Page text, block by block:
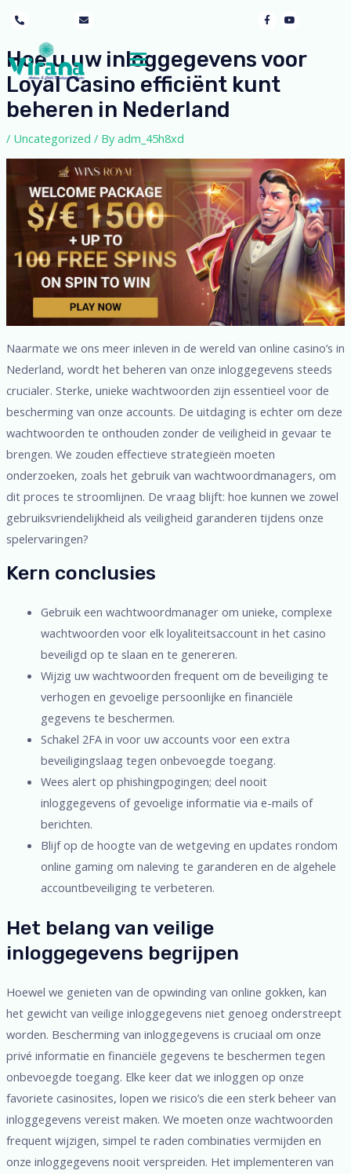
Hoe u uw inloggegevens voor
Loyal Casino efficiënt kunt
beheren in Nederland
/ Uncategorized / Byadm_45h8xd
Naarmate we ons meer inleven in de wereld van online casino’s in
Nederland, wordt het beheren van onze inloggegevens steeds
crucialer. Sterke, unieke wachtwoorden zijn essentieel voor de
bescherming van onze accounts. De uitdaging is echter om deze
wachtwoorden te onthouden zonder de veiligheid in gevaar te
brengen. We zouden effectieve strategieën moeten
onderzoeken, zoals het gebruik van wachtwoordmanagers, om
dit proces te stroomlijnen. De vraag blijft: hoe kunnen we zowel
gebruiksvriendelijkheid als veiligheid garanderen tijdens onze
spelervaringen?
Kern conclusies
Gebruik een wachtwoordmanager om unieke, complexe
wachtwoorden voor elk loyaliteitsaccount in het casino
beveiligd op te slaan en te genereren.
Wijzig uw wachtwoorden frequent om de beveiliging te
verhogen en gevoelige persoonlijke en financiële
gegevens te beschermen.
Schakel 2FA in voor uw accounts voor een extra
beveiligingslaag tegen onbevoegde toegang.
Wees alert op phishingpogingen; deel nooit
inloggegevens of gevoelige informatie via e-mails of
berichten.
Blijf op de hoogte van de wetgeving en updates rondom
online gaming om naleving te garanderen en de algehele
accountbeveiliging te verbeteren.
Het belang van veilige
inloggegevens begrijpen
Hoewel we genieten van de opwinding van online gokken, kan
het gewicht van veilige inloggegevens niet genoeg onderstreept
worden. Bescherming van inloggegevens is cruciaal om onze
privé informatie en financiële gegevens te beschermen tegen
onbevoegde toegang. Elke keer dat we inloggen op onze
favoriete casinosites, lopen we risico’s die een sterk beheer van
inloggegevens vereist maken. We moeten onze wachtwoorden
frequent wijzigen, simpel te raden combinaties vermijden en
onze inloggegevens nooit verspreiden. Het implementeren van